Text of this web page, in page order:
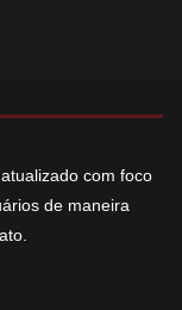
com foco
de maneira